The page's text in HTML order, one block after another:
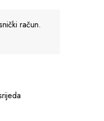
račun.